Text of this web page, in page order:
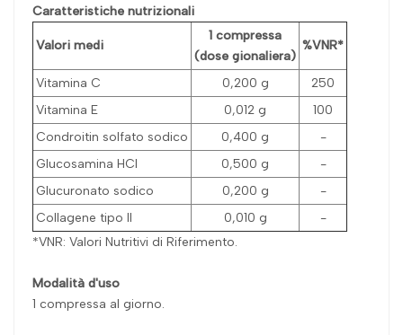
Caratteristiche nutrizionali
Valori medi
1 compressa
(dose gionaliera)
%VNR*
Vitamina C 0,200 g
250
Vitamina E
0,012 g
100
Condroitin solfato sodico
0,400 g
-
Glucosamina HCl
0,500 g
-
Glucuronato sodico
0,200 g
-
Collagene tipo II
0,010 g
-
*VNR: Valori Nutritivi di Riferimento.
Modalità d'uso
1 compressa al giorno.